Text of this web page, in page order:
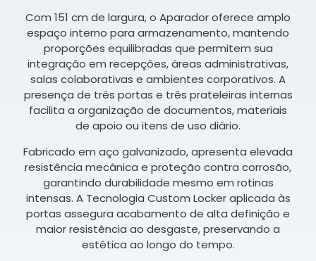
Com 151 cm de largura, o Aparador oferece amplo
espaço interno para armazenamento, mantendo
proporções equilibradas que permitem sua
integração em recepções, áreas administrativas,
salas colaborativas e ambientes corporativos. A
presença de três portas e três prateleiras internas
facilita a organização de documentos, materiais
de apoio ou itens de uso diário.
Fabricado em aço galvanizado, apresenta elevada
resistência mecânica e proteção contra corrosão,
garantindo durabilidade mesmo em rotinas
intensas. A Tecnologia Custom Locker aplicada às
portas assegura acabamento de alta definição e
maior resistência ao desgaste, preservando a
estética ao longo do tempo.